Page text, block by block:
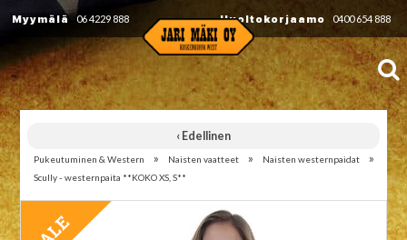
Myymälä 06 4229 888 Huoltokorjaamo 0400 654 888
‹ Edellinen
Pukeutuminen & Western » Naisten vaatteet » Naisten westernpaidat »
Scully - westernpaita **KOKO XS, S**